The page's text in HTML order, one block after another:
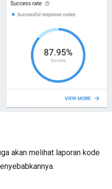
akan melihat laporan kode